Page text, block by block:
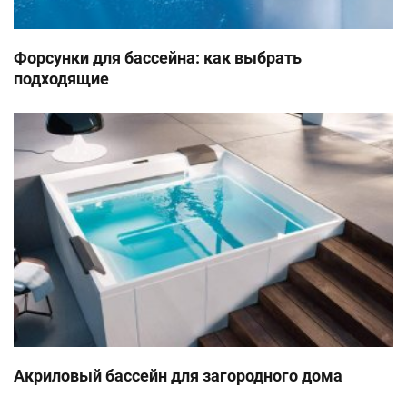
Когда вы начинаете с пресной воды, добавьте 2
унции гранулированного бромида. Откройте все
форсунки и включите спа на высокой скорости с
ваш базовый уровень брома.
Шокирующая вода
Помимо использования химического
дезинфицирующего средства, вам нужно будет
периодически шокировать воду. Шокирование
воды помогает удалить выгоревшие химические
вещества, бактерии и другие органические
вещества из воды спа-бассейна и повысить
эффективность дезинфицирующего средства.
может повредить форсунки спа и уплотнения
Форсунки для бассейна: как выбрать
подходящие
Акриловый бассейн для загородного дома